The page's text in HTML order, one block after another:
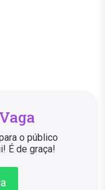
o público
É de graça!